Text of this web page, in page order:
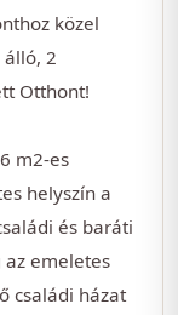
közel
2
Otthont!
m2-es
helyszín a
és baráti
emeletes
családi házat